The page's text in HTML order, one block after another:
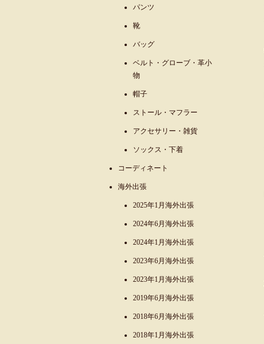
パンツ
靴
バッグ
ベルト・グローブ・革小
物
帽子
ストール・マフラー
アクセサリー・雑貨
ソックス・下着
コーディネート
海外出張
2025年1月海外出張
2024年6月海外出張
2024年1月海外出張
2023年6月海外出張
2023年1月海外出張
2019年6月海外出張
2018年6月海外出張
2018年1月海外出張